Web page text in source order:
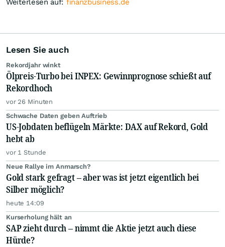
Weiterlesen auf: finanzbusiness.de
Lesen Sie auch
Rekordjahr winkt
Ölpreis-Turbo bei INPEX: Gewinnprognose schießt auf
Rekordhoch
vor 26 Minuten
Schwache Daten geben Auftrieb
US-Jobdaten beflügeln Märkte: DAX auf Rekord, Gold
hebt ab
vor 1 Stunde
Neue Rallye im Anmarsch?
Gold stark gefragt – aber was ist jetzt eigentlich bei
Silber möglich?
heute 14:09
Kurserholung hält an
SAP zieht durch – nimmt die Aktie jetzt auch diese
Hürde?